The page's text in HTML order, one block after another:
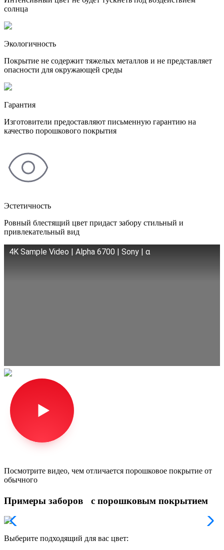
солнца
Экологичность
Покрытие не содержит тяжелых металлов и не представляет
опасности для окружающей среды
Гарантия
Изготовители предоставляют письменную гарантию на
качество порошкового покрытия
Эстетичность
Ровный блестящий цвет придаст забору стильный и
привлекательный вид
4K Sample Video | Alpha 6700 | Sony | α
Посмотрите видео, чем отличается порошковое покрытие от
обычного
Примеры заборов с порошковым покрытием
Выберите подходящий для вас цвет: